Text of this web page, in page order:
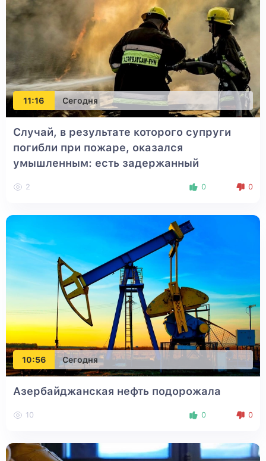
11:16 Сегодня
Случай, в результате которого супруги
погибли при пожаре, оказался
умышленным: есть задержанный
2 0 0
10:56 Сегодня
Азербайджанская нефть подорожала
10 0 0